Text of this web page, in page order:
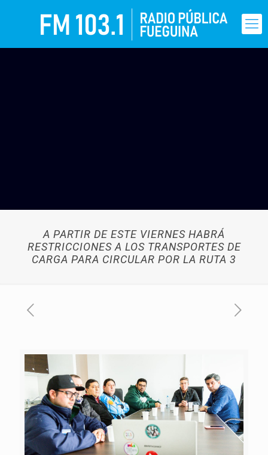
A PARTIR DE ESTE VIERNES HABRÁ
RESTRICCIONES A LOS TRANSPORTES DE
CARGA PARA CIRCULAR POR LA RUTA 3